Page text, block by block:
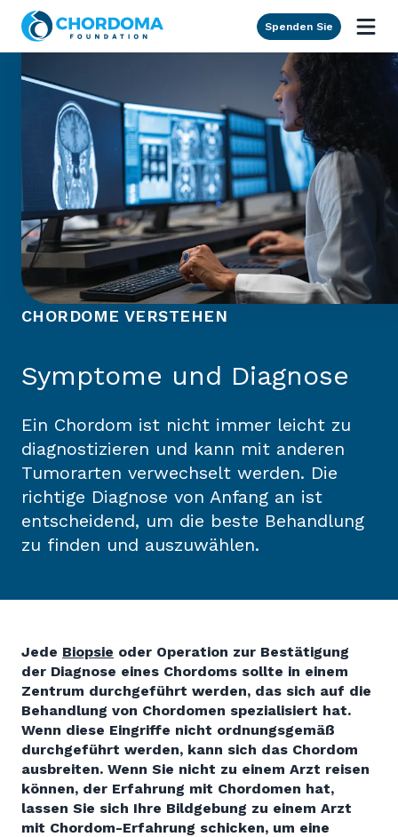
Skip to Main Content
Spenden Sie
CHORDOME VERSTEHEN
Symptome und Diagnose
Ein Chordom ist nicht immer leicht zu
diagnostizieren und kann mit anderen
Tumorarten verwechselt werden. Die
richtige Diagnose von Anfang an ist
entscheidend, um die beste Behandlung
zu finden und auszuwählen.
Jede Biopsie oder Operation zur Bestätigung
der Diagnose eines Chordoms sollte in einem
Zentrum durchgeführt werden, das sich auf die
Behandlung von Chordomen spezialisiert hat.
Wenn diese Eingriffe nicht ordnungsgemäß
durchgeführt werden, kann sich das Chordom
ausbreiten. Wenn Sie nicht zu einem Arzt reisen
können, der Erfahrung mit Chordomen hat,
lassen Sie sich Ihre Bildgebung zu einem Arzt
mit Chordom-Erfahrung schicken, um eine